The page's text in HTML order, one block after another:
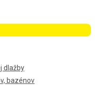
dlažby
bazénov